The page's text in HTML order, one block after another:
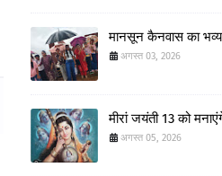
मानसून कैनवास का
अगस्त 03, 2026
मीरां जयंती 13 को
अगस्त 05, 2026